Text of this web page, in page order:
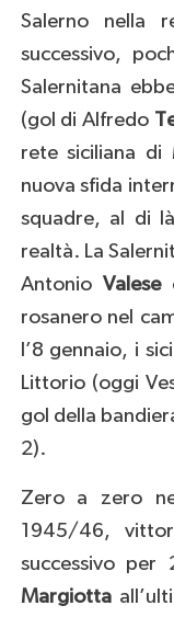
Salerno nella
successivo,
Salernitana
(gol di Alfredo
rete siciliana di
nuova sfida
squadre, al di
realtà. La
AntonioValese
rosanero nel
l’8 gennaio, i
Littorio (oggi
gol della
2).
Zero a zero
1945/46,
successivo
Margiotta